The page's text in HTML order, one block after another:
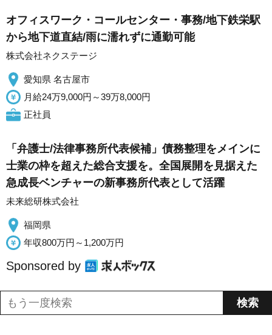
オフィスワーク・コールセンター・事務/地下鉄栄駅
から地下道直結/雨に濡れずに通勤可能
株式会社ネクステージ
愛知県 名古屋市
月給24万9,000円～39万8,000円
正社員
「弁護士/法律事務所代表候補」債務整理をメインに
士業の枠を超えた総合支援を。全国展開を見据えた
急成長ベンチャーの新事務所代表として活躍
未来総研株式会社
福岡県
年収800万円～1,200万円
Sponsored by